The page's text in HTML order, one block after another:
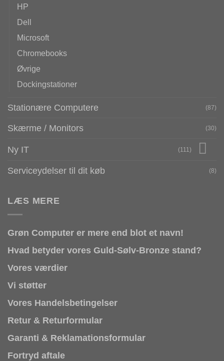
HP
Dell
Microsoft
Chromebooks
Øvrige
Dockingstationer
Stationære Computere (87)
Skærme / Monitors (30)
Ny IT (111)
Serviceydelser til dit køb (8)
LÆS MERE
Grøn Computer er mere end blot et navn!
Hvad betyder vores Guld-Sølv-Bronze stand?
Vores værdier
Vi støtter
Vores Handelsbetingelser
Retur & Returformular
Garanti & Reklamationsformular
Fortryd aftale